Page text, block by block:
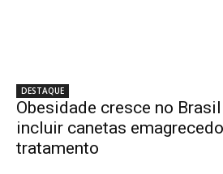
DESTAQUE
Obesidade cresce no
incluir canetas
tratamento